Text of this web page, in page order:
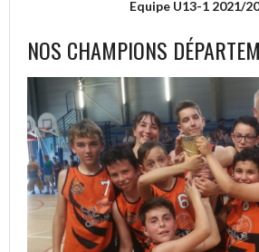
Equipe U13-1 2021/
NOS CHAMPIONS